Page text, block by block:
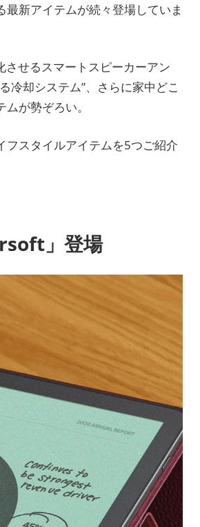
新アイテムが続々登場していま
せるスマートスピーカーアン
冷却システム”、さらに家中どこ
が勢ぞろい。
スタイルアイテムを5つご紹介
」登場